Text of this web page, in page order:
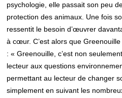
psychologie, elle passait son peu
protection des animaux. Une fois
ressentit le besoin d’œuvrer
à cœur. C’est alors que
: « Greenouille, c’est non
lecteur aux questions
permettant au lecteur de changer
simplement en suivant les